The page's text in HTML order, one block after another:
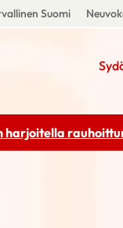
Suomi
harjoitella